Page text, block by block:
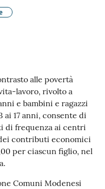
alle povertà
lavoro, rivolto a
e bambini e ragazzi
17 anni, consente di
di frequenza ai centri
contributi economici
per ciascun figlio, nel
Comuni Modenesi